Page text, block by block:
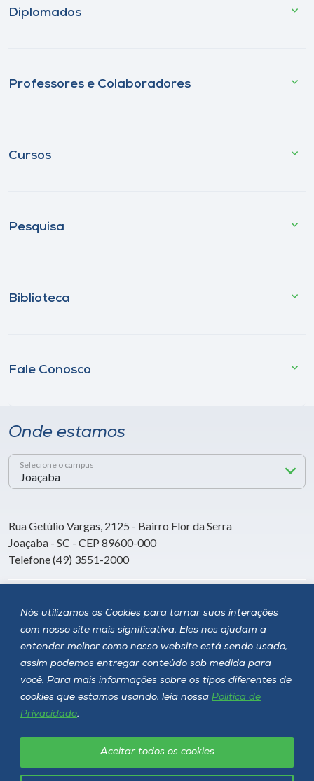
Nós utilizamos os Cookies para tornar suas interações
com nosso site mais significativa. Eles nos ajudam a
entender melhor como nosso website está sendo usado,
assim podemos entregar conteúdo sob medida para
você. Para mais informações sobre os tipos diferentes de
cookies que estamos usando, leia nossa Política de
Privacidade.
Aceitar todos os cookies
Diplomados
Professores e Colaboradores
Cursos
Pesquisa
Biblioteca
Fale Conosco
Onde estamos
Selecione o campus
Rua Getúlio Vargas, 2125 - Bairro Flor da Serra
Joaçaba - SC - CEP 89600-000
Telefone (49) 3551-2000
Siga a Unoesc
Política de privacidade LGPD